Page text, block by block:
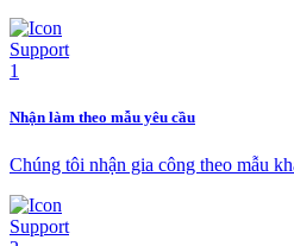
Nhận làm theo mẫu yêu cầu
Chúng tôi nhận gia công theo mẫu